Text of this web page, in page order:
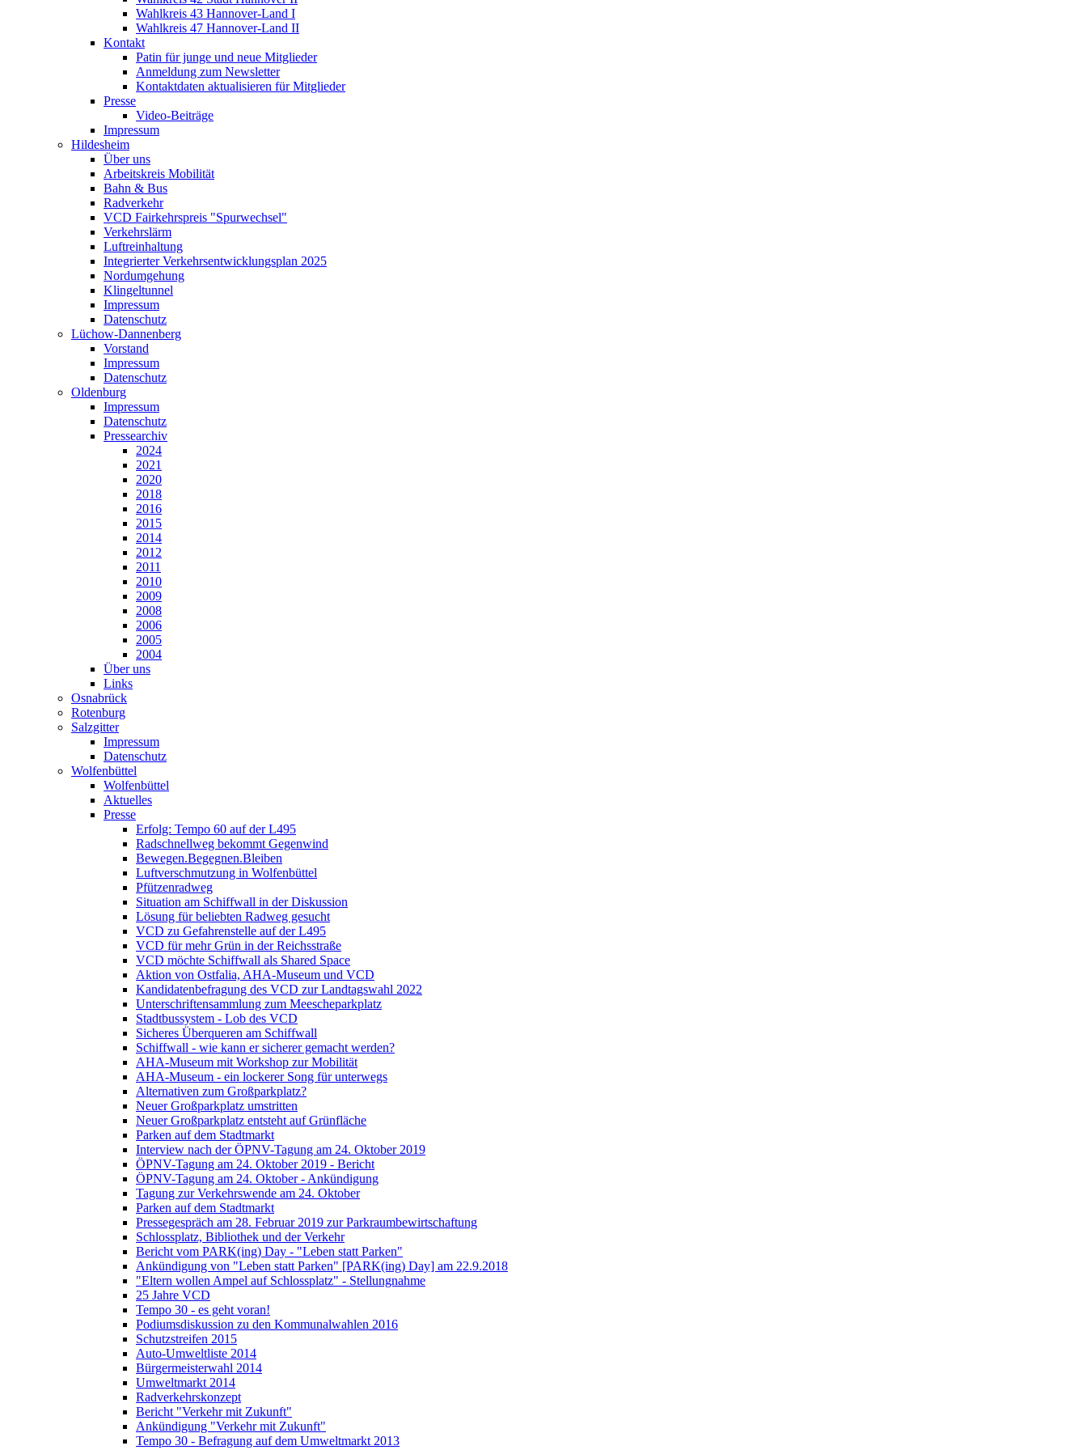
Wahlkreis 43 Hannover-Land I
Wahlkreis 47 Hannover-Land II
Kontakt
Patin für junge und neue Mitglieder
Anmeldung zum Newsletter
Kontaktdaten aktualisieren für Mitglieder
Presse
Video-Beiträge
Impressum
Hildesheim
Über uns
Arbeitskreis Mobilität
Bahn & Bus
Radverkehr
VCD Fairkehrspreis "Spurwechsel"
Verkehrslärm
Luftreinhaltung
Integrierter Verkehrsentwicklungsplan 2025
Nordumgehung
Klingeltunnel
Impressum
Datenschutz
Lüchow-Dannenberg
Vorstand
Impressum
Datenschutz
Oldenburg
Impressum
Datenschutz
Pressearchiv
2024
2021
2020
2018
2016
2015
2014
2012
2011
2010
2009
2008
2006
2005
2004
Über uns
Links
Osnabrück
Rotenburg
Salzgitter
Impressum
Datenschutz
Wolfenbüttel
Wolfenbüttel
Aktuelles
Presse
Erfolg: Tempo 60 auf der L495
Radschnellweg bekommt Gegenwind
Bewegen.Begegnen.Bleiben
Luftverschmutzung in Wolfenbüttel
Pfützenradweg
Situation am Schiffwall in der Diskussion
Lösung für beliebten Radweg gesucht
VCD zu Gefahrenstelle auf der L495
VCD für mehr Grün in der Reichsstraße
VCD möchte Schiffwall als Shared Space
Aktion von Ostfalia, AHA-Museum und VCD
Kandidatenbefragung des VCD zur Landtagswahl 2022
Unterschriftensammlung zum Meescheparkplatz
Stadtbussystem - Lob des VCD
Sicheres Überqueren am Schiffwall
Schiffwall - wie kann er sicherer gemacht werden?
AHA-Museum mit Workshop zur Mobilität
AHA-Museum - ein lockerer Song für unterwegs
Alternativen zum Großparkplatz?
Neuer Großparkplatz umstritten
Neuer Großparkplatz entsteht auf Grünfläche
Parken auf dem Stadtmarkt
Interview nach der ÖPNV-Tagung am 24. Oktober 2019
ÖPNV-Tagung am 24. Oktober 2019 - Bericht
ÖPNV-Tagung am 24. Oktober - Ankündigung
Tagung zur Verkehrswende am 24. Oktober
Parken auf dem Stadtmarkt
Pressegespräch am 28. Februar 2019 zur Parkraumbewirtschaftung
Schlossplatz, Bibliothek und der Verkehr
Bericht vom PARK(ing) Day - "Leben statt Parken"
Ankündigung von "Leben statt Parken" [PARK(ing) Day] am 22.9.2018
"Eltern wollen Ampel auf Schlossplatz" - Stellungnahme
25 Jahre VCD
Tempo 30 - es geht voran!
Podiumsdiskussion zu den Kommunalwahlen 2016
Schutzstreifen 2015
Auto-Umweltliste 2014
Bürgermeisterwahl 2014
Umweltmarkt 2014
Radverkehrskonzept
Bericht "Verkehr mit Zukunft"
Ankündigung "Verkehr mit Zukunft"
Tempo 30 - Befragung auf dem Umweltmarkt 2013